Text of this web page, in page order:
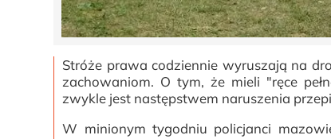
Stróże prawa codziennie wyruszają na
zachowaniom. O tym, że mieli "ręce
zwykle jest następstwem naruszenia
W minionym tygodniu policjanci